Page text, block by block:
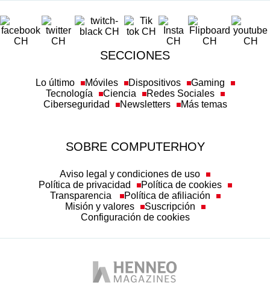
SECCIONES
Tecnología
Ciencia
Redes Sociales
Ciberseguridad
Newsletters Más temas
Política de privacidad
Política de cookies
Transparencia
Política de afiliación
Misión y valores
Suscripción
Configuración de cookies